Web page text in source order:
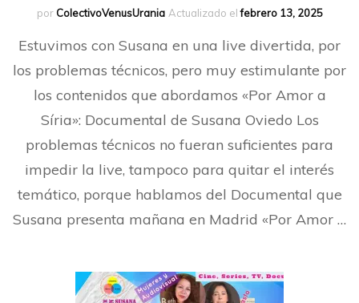
porColectivoVenusUrania Actualizado elfebrero 13, 2025
Estuvimos con Susana en una live divertida, por
los problemas técnicos, pero muy estimulante por
los contenidos que abordamos «Por Amor a
Síria»: Documental de Susana Oviedo Los
problemas técnicos no fueran suficientes para
impedir la live, tampoco para quitar el interés
temático, porque hablamos del Documental que
Susana presenta mañana en Madrid «Por Amor …